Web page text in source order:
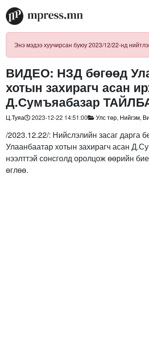
Энэ мэдээ хуучирсан буюу 2023/12/22-нд
ВИДЕО: НЗД бөгөөд
хотын захирагч асан
Д.Сумъяабазар
Ц.Туяа 2023-12-22 14:51:00 Улс төр, Нийгэм,
/2023.12.22/: Нийслэлийн засаг дарга
Улаанбаатар хотын захирагч асан
нээлттэй сонсголд оролцож өөрийн
өглөө.